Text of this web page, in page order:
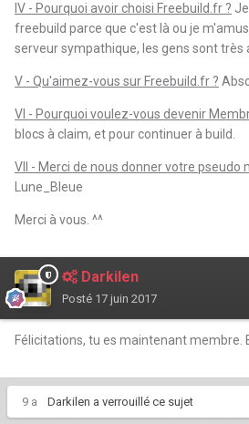
IV - Pourquoi avoir choisi Freebuild.fr ?
freebuild parce que c'est là ou je
serveur sympathique, les gens sont très
V - Qu'aimez-vous sur Freebuild.fr ?
VI - Pourquoi voulez-vous devenir
blocs à claim, et pour continuer à build.
VII - Merci de nous donner votre pseudo
Lune_Bleue
Merci à vous. ^^
Darkilen
Posté 17 juin 2017
Félicitations, tu es maintenant membre.
9 a Darkilen a verrouillé ce sujet